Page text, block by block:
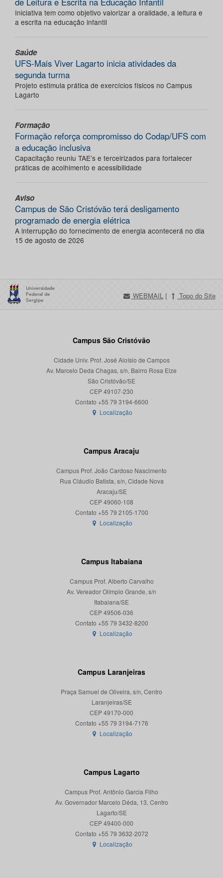
Iniciativa tem como objetivo valorizar a oralidade, a leitura e
a escrita na educação infantil
Saúde
UFS-Mais Viver Lagarto inicia atividades da
segunda turma
Projeto estimula prática de exercícios físicos no Campus
Lagarto
Formação
Formação reforça compromisso do Codap/UFS com
a educação inclusiva
Capacitação reuniu TAE’s e terceirizados para fortalecer
práticas de acolhimento e acessibilidade
Aviso
Campus de São Cristóvão terá desligamento
programado de energia elétrica
A interrupção do fornecimento de energia acontecerá no dia
15 de agosto de 2026
WEBMAIL | Topo do Site
Campus São Cristóvão
Cidade Univ. Prof. José Aloísio de Campos
Av. Marcelo Deda Chagas, s/n, Bairro Rosa Elze
São Cristóvão/SE
CEP 49107-230
Localização
Campus Aracaju
Campus Prof. João Cardoso Nascimento
Rua Cláudio Batista, s/n, Cidade Nova
Aracaju/SE
CEP 49060-108
Localização
Campus Itabaiana
Campus Prof. Alberto Carvalho
Av. Vereador Olímpio Grande, s/n
Itabaiana/SE
CEP 49506-036
Localização
Campus Laranjeiras
Praça Samuel de Oliveira, s/n, Centro
Laranjeiras/SE
CEP 49170-000
Localização
Campus Lagarto
Campus Prof. Antônio Garcia Filho
Av. Governador Marcelo Déda, 13, Centro
Lagarto/SE
CEP 49400-000
Localização